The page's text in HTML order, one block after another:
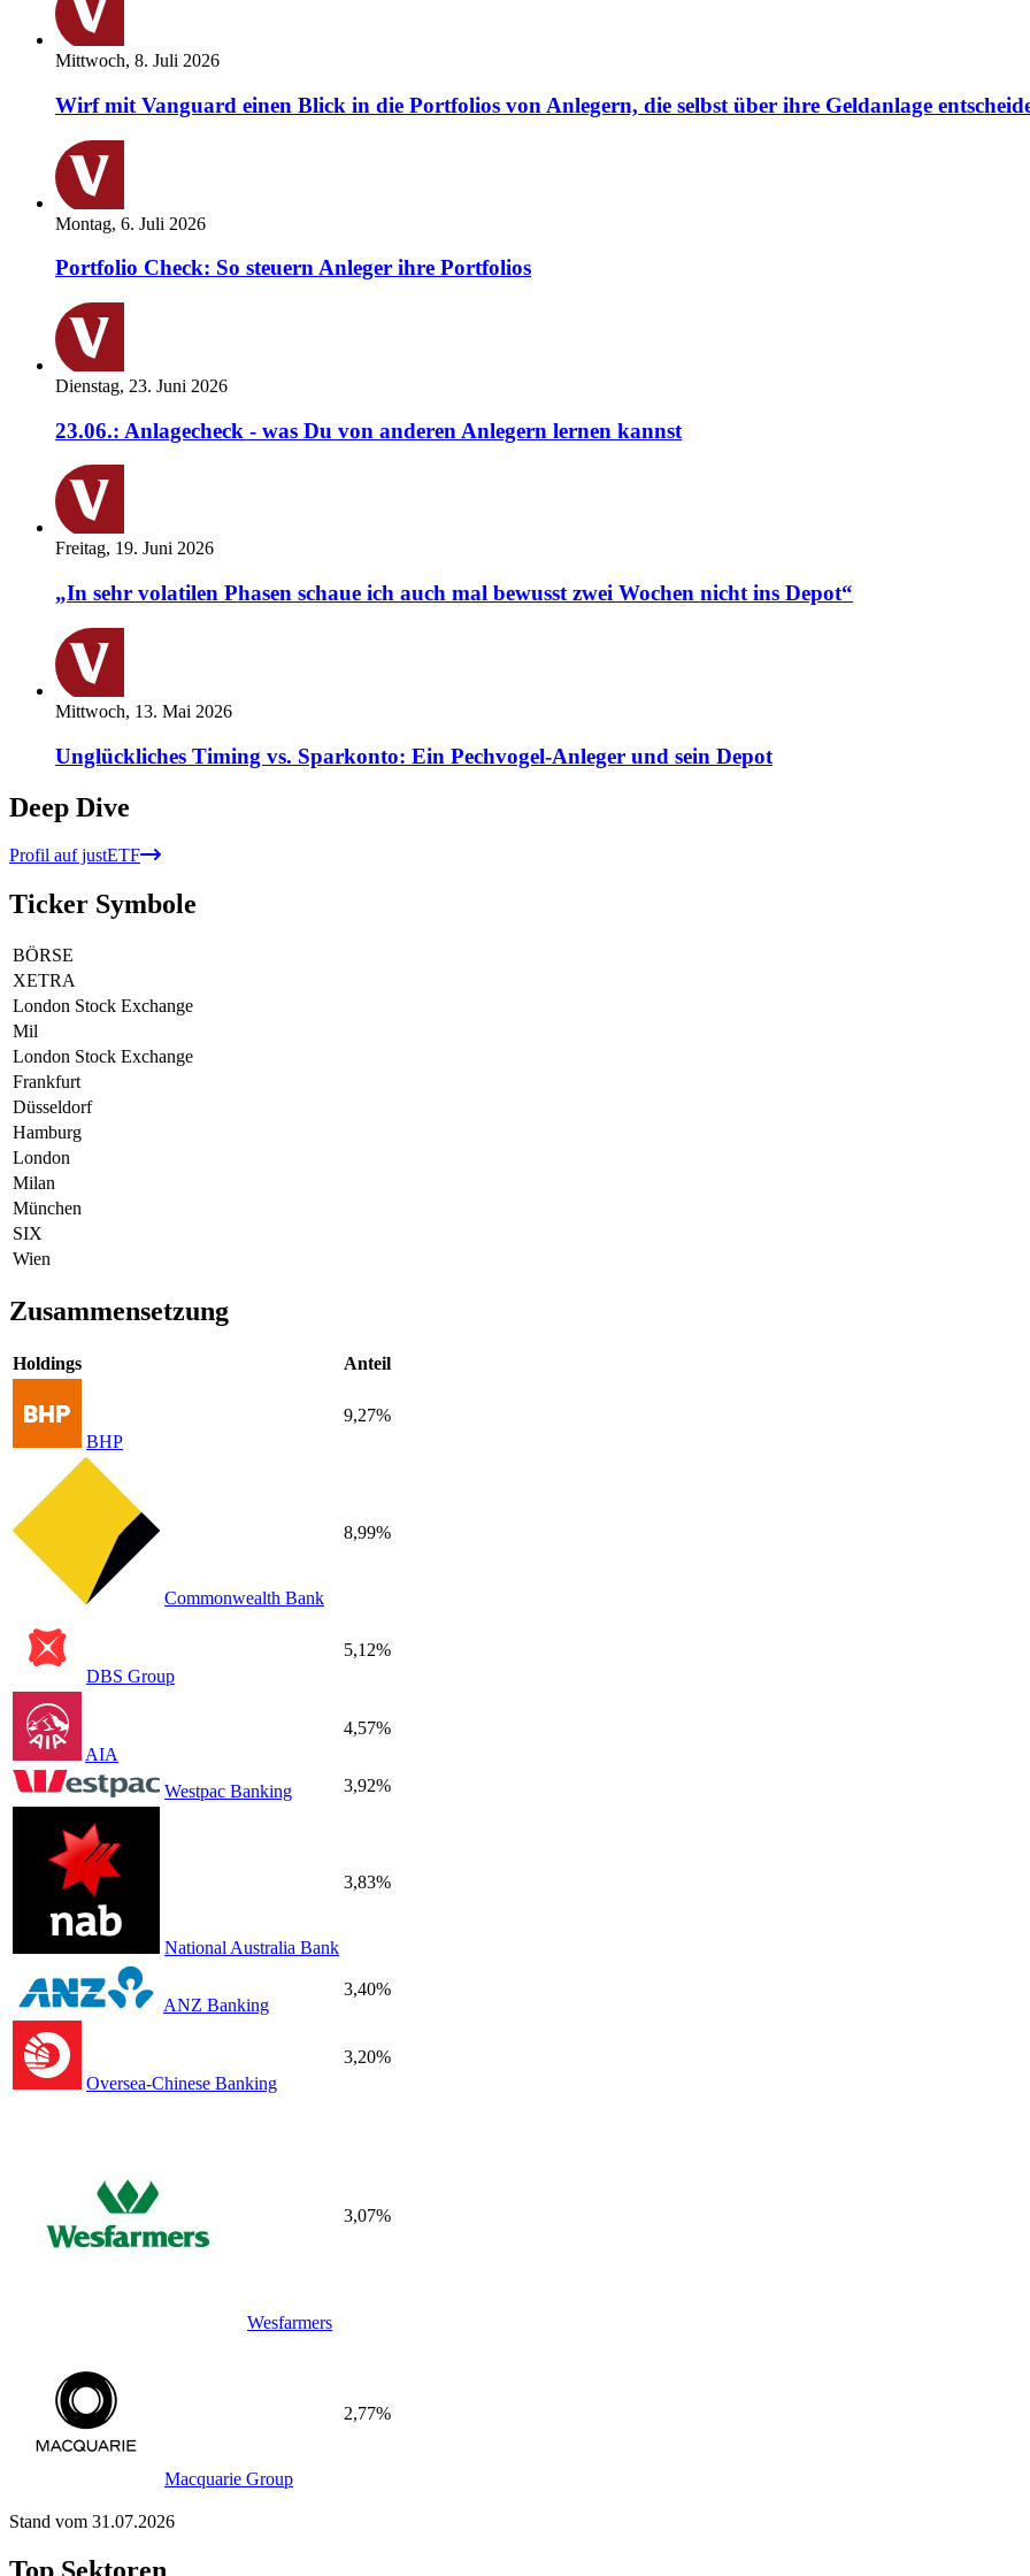
Mittwoch, 8. Juli 2026
Wirf mit Vanguard einen Blick in die Portfolios von Anlegern, die selbst über ihre Geldanlage
Montag, 6. Juli 2026
Portfolio Check: So steuern Anleger ihre Portfolios
Dienstag, 23. Juni 2026
23.06.: Anlagecheck - was Du von anderen Anlegern lernen kannst
Freitag, 19. Juni 2026
„In sehr volatilen Phasen schaue ich auch mal bewusst zwei Wochen nicht ins Depot“
Mittwoch, 13. Mai 2026
Unglückliches Timing vs. Sparkonto: Ein Pechvogel-Anleger und sein Depot
Deep Dive
Profil auf justETF
Ticker Symbole
BÖRSE
XETRA
London Stock Exchange
Mil
London Stock Exchange
Frankfurt
Düsseldorf
Hamburg
London
Milan
München
SIX
Wien
Zusammensetzung
Holdings Anteil
BHP
9,27%
Commonwealth Bank
8,99%
DBS Group
5,12%
AIA
4,57%
Westpac Banking 3,92%
National Australia Bank
3,83%
ANZ Banking
3,40%
Oversea-Chinese Banking
3,20%
Wesfarmers
3,07%
Macquarie Group
2,77%
Stand vom 31.07.2026